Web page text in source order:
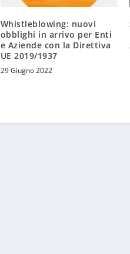
Whistleblowing: nuovi
obblighi in arrivo per Enti
e Aziende con la Direttiva
UE 2019/1937
29 Giugno 2022